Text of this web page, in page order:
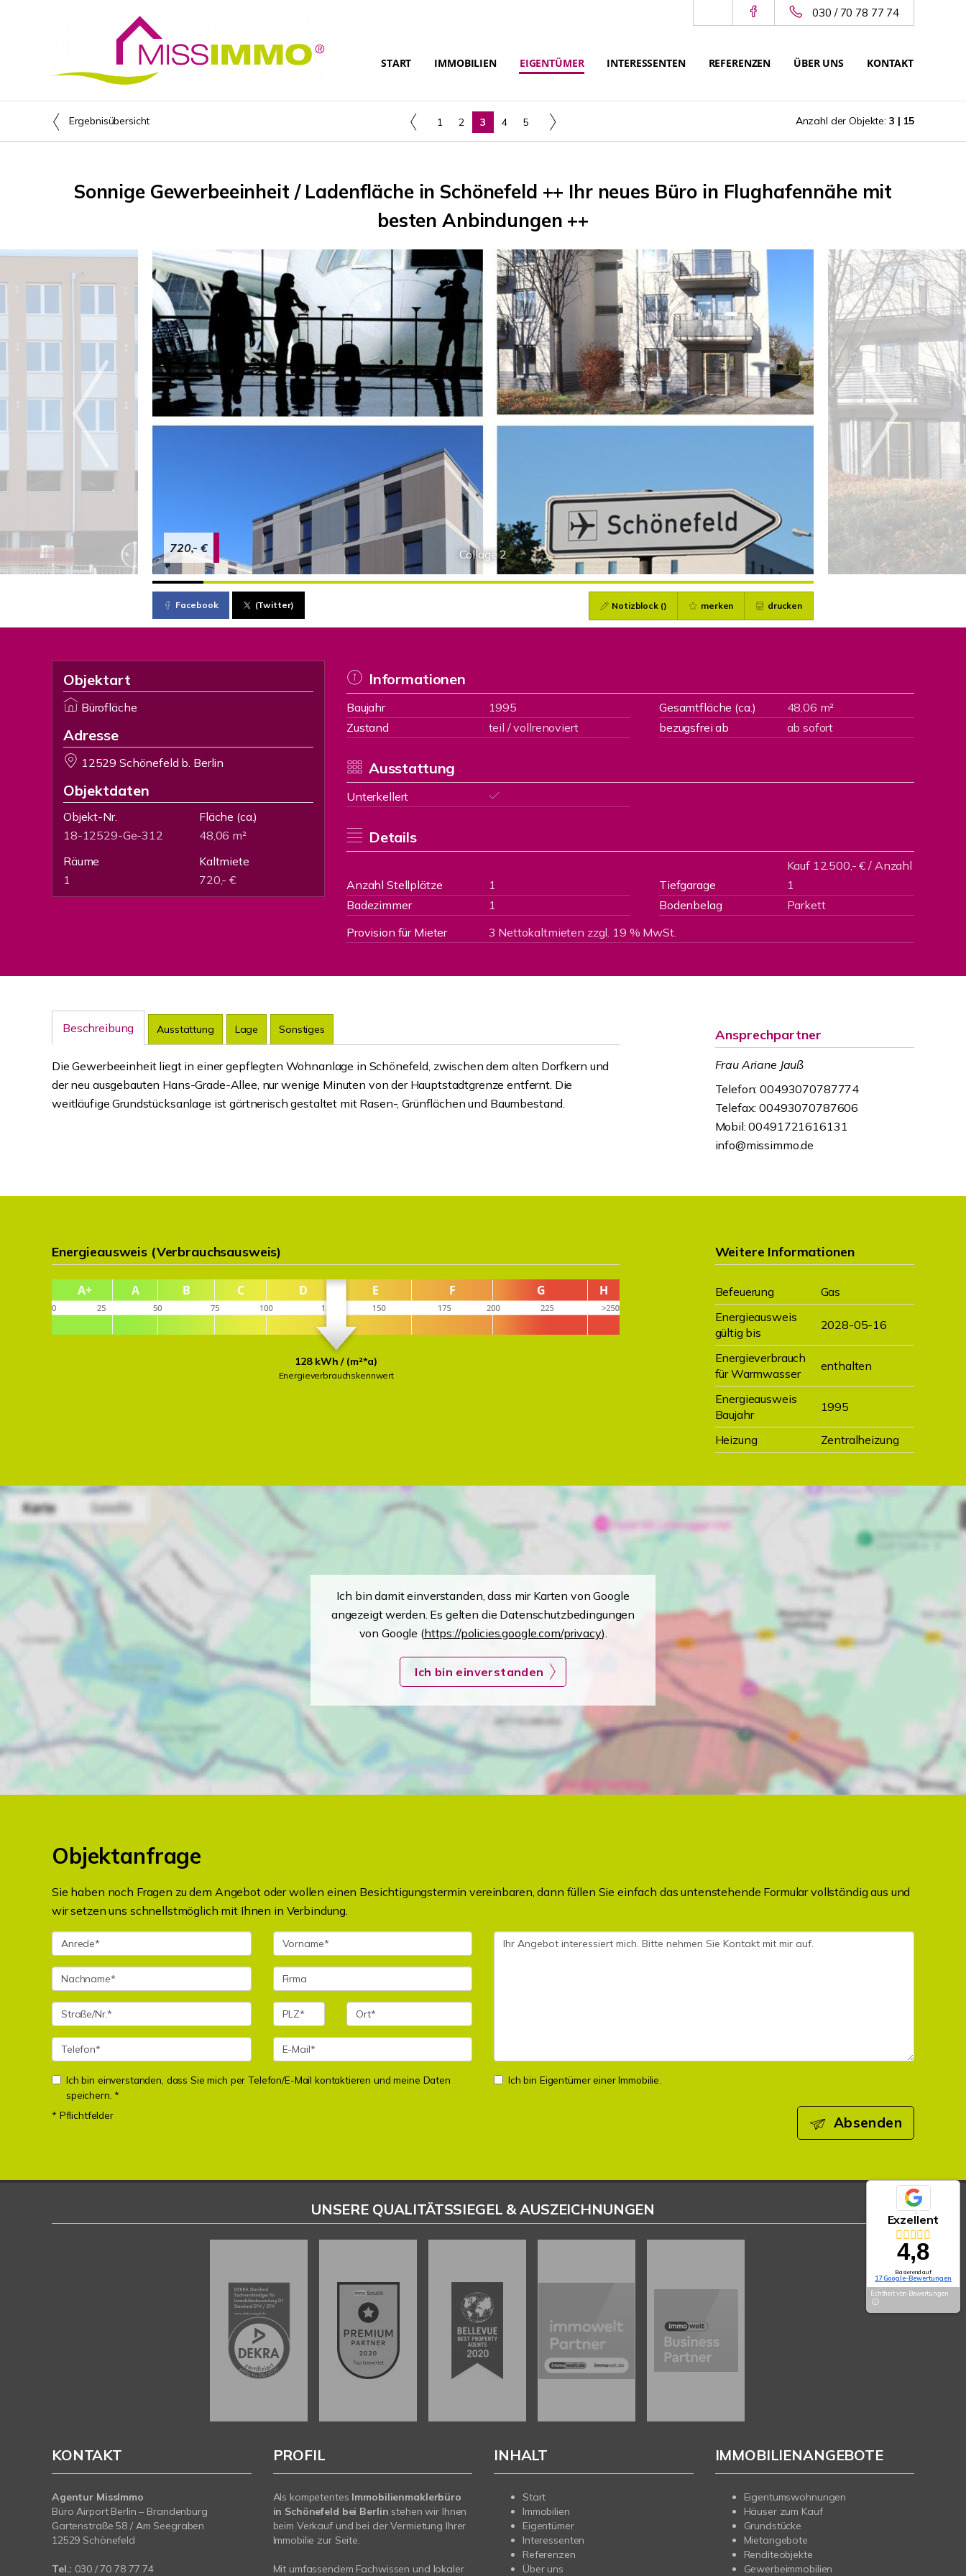
030 / 70 78 77 74
START IMMOBILIEN EIGENTÜMER INTERESSENTEN REFERENZEN ÜBER UNS KONTAKT
Ergebnisübersicht 1 2 3 4 5 Anzahl der Objekte: 3 | 15
Sonnige Gewerbeeinheit / Ladenfläche in Schönefeld ++ Ihr neues Büro in Flughafennähe mit
besten Anbindungen ++
Collage 2
720,- €
Facebook (Twitter) Notizblock () merken drucken
Objektart
Bürofläche
Adresse
12529 Schönefeld b. Berlin
Objektdaten
Objekt-Nr.
18-12529-Ge-312
Fläche (ca.)
48,06 m²
Räume
1
Kaltmiete
720,- €
Informationen
Baujahr 1995 Gesamtfläche (ca.)
48,06 m²
Zustand
teil / vollrenoviert bezugsfrei ab ab sofort
Ausstattung
Unterkellert
Details
Anzahl Stellplätze 1 Tiefgarage
Kauf 12.500,- € / Anzahl
1
Badezimmer
1 Bodenbelag
Parkett
Provision für Mieter
3 Nettokaltmieten zzgl. 19 % MwSt.
Beschreibung Ausstattung Lage Sonstiges
Die Gewerbeeinheit liegt in einer gepflegten Wohnanlage in Schönefeld, zwischen dem alten Dorfkern und
der neu ausgebauten Hans-Grade-Allee, nur wenige Minuten von der Hauptstadtgrenze entfernt. Die
weitläufige Grundstücksanlage ist gärtnerisch gestaltet mit Rasen-, Grünflächen und Baumbestand.
Ansprechpartner
Frau Ariane Jauß
Telefon: 00493070787774
Telefax: 00493070787606
Mobil: 00491721616131
info@missimmo.de
Energieausweis (Verbrauchsausweis)
128 kWh / (m²*a)
Energieverbrauchskennwert
Weitere Informationen
Befeuerung
Gas
Energieausweis
gültig bis
2028-05-16
Energieverbrauch
für Warmwasser
enthalten
Energieausweis
Baujahr
1995
Heizung Zentralheizung
Ich bin damit einverstanden, dass mir Karten von Google
angezeigt werden. Es gelten die Datenschutzbedingungen
von Google (https://policies.google.com/privacy).
Ich bin einverstanden
Objektanfrage
Sie haben noch Fragen zu dem Angebot oder wollen einen Besichtigungstermin vereinbaren, dann füllen Sie einfach das untenstehende Formular vollständig aus und
wir setzen uns schnellstmöglich mit Ihnen in Verbindung.
Ich bin einverstanden, dass Sie mich per Telefon/E-Mail kontaktieren und meine Daten
speichern. *
Ich bin Eigentümer einer Immobilie.
* Pflichtfelder Absenden
Exzellent
4,8
Basierend auf
17 Google-Bewertungen
Echtheit von Bewertungen
UNSERE QUALITÄTSSIEGEL & AUSZEICHNUNGEN
KONTAKT
Agentur MissImmo
Büro Airport Berlin – Brandenburg
Gartenstraße 58 / Am Seegraben
12529 Schönefeld
Tel.: 030 / 70 78 77 74
PROFIL
Als kompetentes Immobilienmaklerbüro
in Schönefeld bei Berlin stehen wir Ihnen
beim Verkauf und bei der Vermietung Ihrer
Immobilie zur Seite.
Mit umfassendem Fachwissen und lokaler
INHALT
Start
Immobilien
Eigentümer
Interessenten
Referenzen
Über uns
IMMOBILIENANGEBOTE
Eigentumswohnungen
Häuser zum Kauf
Grundstücke
Mietangebote
Renditeobjekte
Gewerbeimmobilien